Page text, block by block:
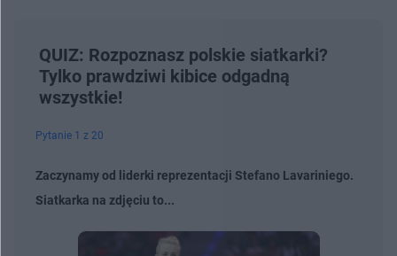
QUIZ: Rozpoznasz polskie siatkarki?
Tylko prawdziwi kibice odgadną
wszystkie!
Pytanie 1 z 20
Zaczynamy od liderki reprezentacji Stefano Lavariniego.
Siatkarka na zdjęciu to...